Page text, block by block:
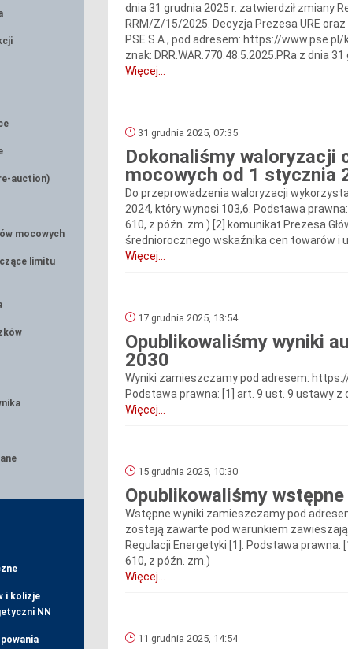
auction)
mocowych
limitu
i kolizje
NN
dnia 31 grudnia 2025 r. zatwierdził zmiany
RRM/Z/15/2025. Decyzja Prezesa URE
PSE S.A., pod adresem: https://
znak: DRR.WAR.770.48.5.2025.PRa z dnia 31
Więcej...
31 grudnia 2025, 07:35
Dokonaliśmy waloryzacji
mocowych od 1 stycznia
Do przeprowadzenia waloryzacji
2024, który wynosi 103,6. Podstawa
610, z późn. zm.) [2] komunikat Prezesa
średniorocznego wskaźnika cen towarów i
Więcej...
17 grudnia 2025, 13:54
Opublikowaliśmy wyniki
2030
Wyniki zamieszczamy pod adresem:
Podstawa prawna: [1] art. 9 ust. 9 ustawy z
Więcej...
15 grudnia 2025, 10:30
Opublikowaliśmy
Wstępne wyniki zamieszczamy pod
zostają zawarte pod warunkiem
Regulacji Energetyki [1]. Podstawa prawna:
610, z późn. zm.)
Więcej...
11 grudnia 2025, 14:54